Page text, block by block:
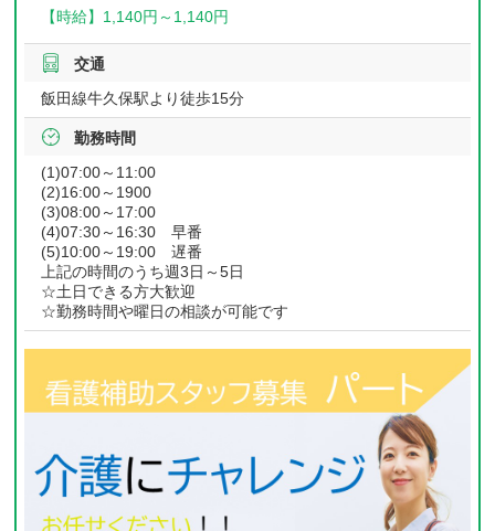
【時給】 1,140円～ 1,140円
交通
飯田線牛久保駅より徒歩15分
勤務時間
(1)07:00～11:00
(2)16:00～1900
(3)08:00～17:00
(4)07:30～16:30 早番
(5)10:00～19:00 遅番
上記の時間のうち週3日～5日
☆土日できる方大歓迎
☆勤務時間や曜日の相談が可能です